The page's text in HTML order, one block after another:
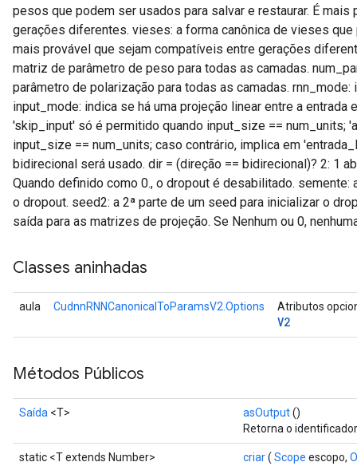
pesos que podem ser usados ​​para salvar e restaurar. É
gerações diferentes. vieses: a forma canônica de vieses que
mais provável que sejam compatíveis entre gerações
matriz de parâmetro de peso para todas as camadas.
parâmetro de polarização para todas as camadas.
input_mode: indica se há uma projeção linear entre a entrada
'skip_input' só é permitido quando input_size == num_units;
input_size == num_units; caso contrário, implica em
bidirecional será usado. dir = (direção == bidirecional)? 2: 1
Quando definido como 0., o dropout é desabilitado. semente:
o dropout. seed2: a 2ª parte de um seed para inicializar o
saída para as matrizes de projeção. Se Nenhum ou 0,
Classes aninhadas
aula CudnnRNNCanonicalToParamsV2.Options Atributos
V2
Métodos Públicos
Saída <T> asOutput()
Retorna o
static <T extends Number>
criar( Scope escopo,